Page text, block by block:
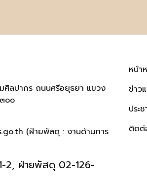
ศิลปากร ถนนศรีอยุธยา แขวง
๐๐
(ฝ่ายพัสดุ : งานด้านการ
2, ฝ่ายพัสดุ 02-126-
หน้า
ข่าว
ประ
ติดต่